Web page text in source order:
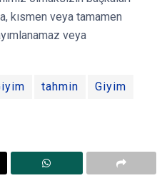
kısmen veya tamamen
veya
tahmin Giyim